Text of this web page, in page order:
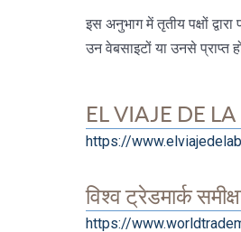
इस अनुभाग में तृतीय पक्षों
उन वेबसाइटों या उनसे प्राप्त
EL VIAJE DE
https://
विश्व ट्रेडमार्क
https://